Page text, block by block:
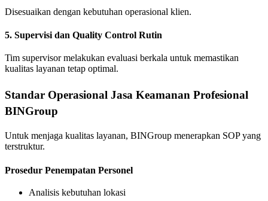
Disesuaikan dengan kebutuhan operasional klien.
5. Supervisi dan Quality Control Rutin
Tim supervisor melakukan evaluasi berkala untuk memastikan
kualitas layanan tetap optimal.
Standar Operasional Jasa Keamanan Profesional
BINGroup
Untuk menjaga kualitas layanan, BINGroup menerapkan SOP yang
terstruktur.
Prosedur Penempatan Personel
Analisis kebutuhan lokasi